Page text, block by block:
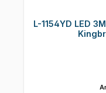
L-1154YD LED